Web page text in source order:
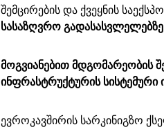
შემცირების და ქვეყნის
სასაზღვრო გადასასვლელებზე
მოგვიანებით მდგომარეობის
ინფრასტრუქტურის სისტემური
ევროკავშირის სარკინიგზო